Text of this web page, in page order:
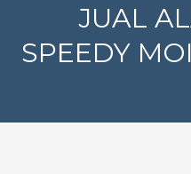
JUAL
SPEEDY